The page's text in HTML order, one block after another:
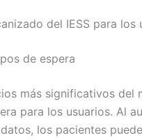
del IESS para los
de espera
más significativos del
para los usuarios. Al
los pacientes